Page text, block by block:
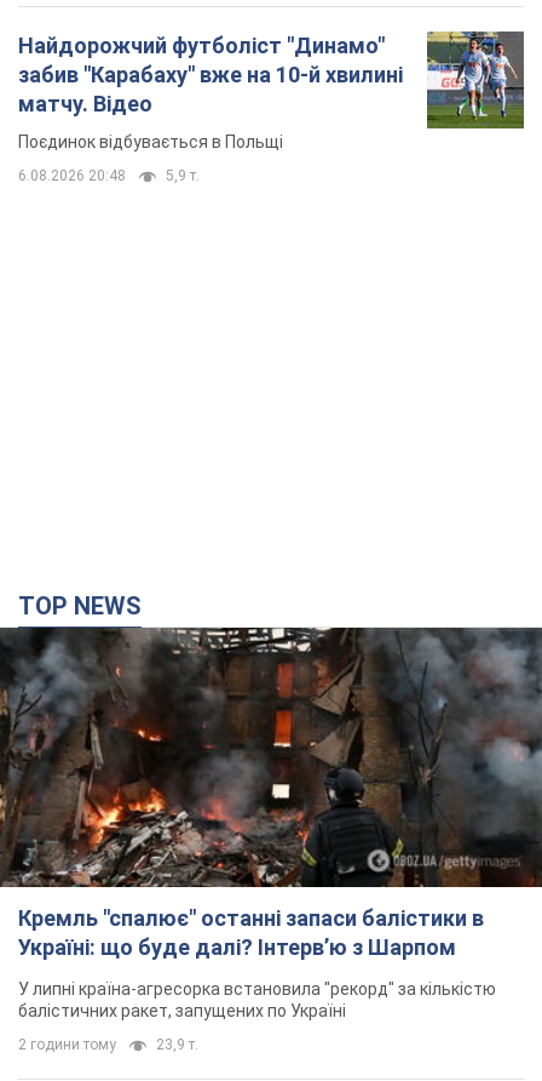
Найдорожчий футболіст "Динамо"
забив "Карабаху" вже на 10-й хвилині
матчу. Відео
Поєдинок відбувається в Польщі
6.08.2026 20:48 5,9 т.
TOP NEWS
Кремль "спалює" останні запаси балістики в
Україні: що буде далі? Інтерв’ю з Шарпом
У липні країна-агресорка встановила "рекорд" за кількістю
балістичних ракет, запущених по Україні
2 години тому 23,9 т.